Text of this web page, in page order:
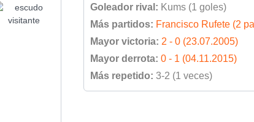
Goleador rival: Kums (1 goles)
Más partidos: Francisco Rufete (2
Mayor victoria: 2 - 0 (23.07.2005)
Mayor derrota: 0 - 1 (04.11.2015)
Más repetido: 3-2 (1 veces)